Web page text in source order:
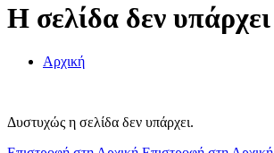
Η σελίδα δεν υπάρχει
Αρχική
Δυστυχώς η σελίδα δεν υπάρχει.